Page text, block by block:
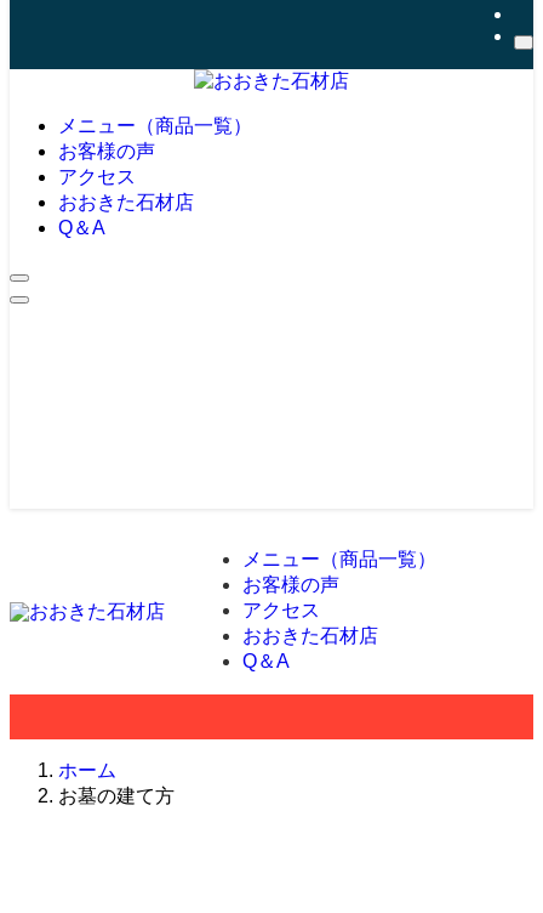
メニュー（商品一覧）
お客様の声
アクセス
おおきた石材店
Q＆A
メニュー（商品一覧）
お客様の声
アクセス
おおきた石材店
Q＆A
ホーム
お墓の建て方